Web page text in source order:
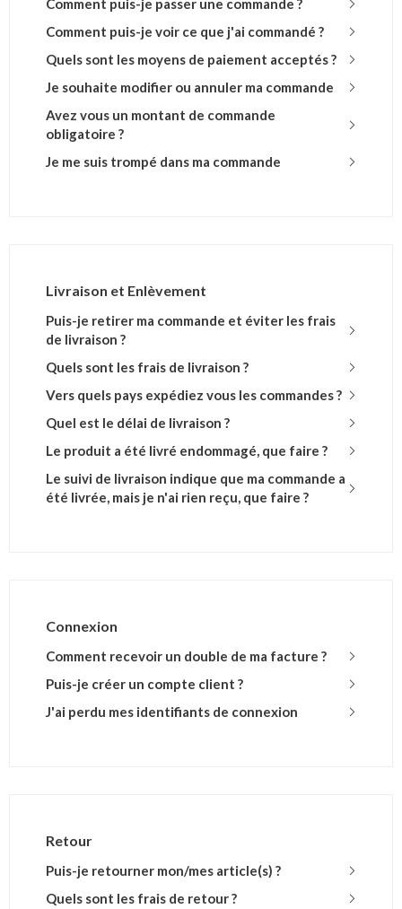
Comment puis-je passer une commande ?
Comment puis-je voir ce que j'ai commandé ?
Quels sont les moyens de paiement acceptés ?
Je souhaite modifier ou annuler ma commande
Avez vous un montant de commande
obligatoire ?
Je me suis trompé dans ma commande
Livraison et Enlèvement
Puis-je retirer ma commande et éviter les frais
de livraison ?
Quels sont les frais de livraison ?
Vers quels pays expédiez vous les commandes ?
Quel est le délai de livraison ?
Le produit a été livré endommagé, que faire ?
Le suivi de livraison indique que ma commande a
été livrée, mais je n'ai rien reçu, que faire ?
Connexion
Comment recevoir un double de ma facture ?
Puis-je créer un compte client ?
J'ai perdu mes identifiants de connexion
Retour
Puis-je retourner mon/mes article(s) ?
Quels sont les frais de retour ?